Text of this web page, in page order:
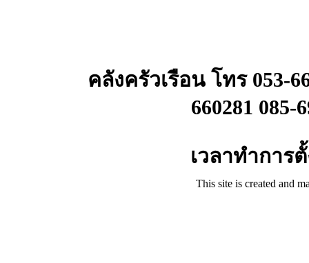
คลังครัวเรือน โทร 053-
660281 085-
เวลาทำการ
This site is created and